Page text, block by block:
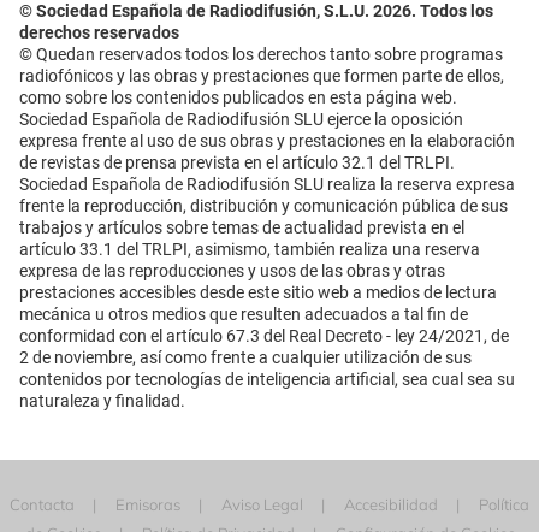
© Sociedad Española de Radiodifusión, S.L.U. 2026. Todos los
derechos reservados
© Quedan reservados todos los derechos tanto sobre programas
radiofónicos y las obras y prestaciones que formen parte de ellos,
como sobre los contenidos publicados en esta página web.
Sociedad Española de Radiodifusión SLU ejerce la oposición
expresa frente al uso de sus obras y prestaciones en la elaboración
de revistas de prensa prevista en el artículo 32.1 del TRLPI.
Sociedad Española de Radiodifusión SLU realiza la reserva expresa
frente la reproducción, distribución y comunicación pública de sus
trabajos y artículos sobre temas de actualidad prevista en el
artículo 33.1 del TRLPI, asimismo, también realiza una reserva
expresa de las reproducciones y usos de las obras y otras
prestaciones accesibles desde este sitio web a medios de lectura
mecánica u otros medios que resulten adecuados a tal fin de
conformidad con el artículo 67.3 del Real Decreto - ley 24/2021, de
2 de noviembre, así como frente a cualquier utilización de sus
contenidos por tecnologías de inteligencia artificial, sea cual sea su
naturaleza y finalidad.
Contacta Emisoras Aviso Legal Accesibilidad
Política